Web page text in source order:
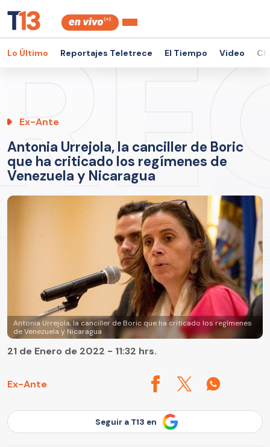
Lo Último Reportajes Teletrece El Tiempo Video
Ex-Ante
Antonia Urrejola, la canciller de Boric
que ha criticado los regímenes de
Venezuela y Nicaragua
Antonia Urrejola, la canciller de Boric que ha criticado los regímenes
de Venezuela y Nicaragua
Ex-Ante
21 de Enero de 2022 - 11:32 hrs.
Seguir a T13 en